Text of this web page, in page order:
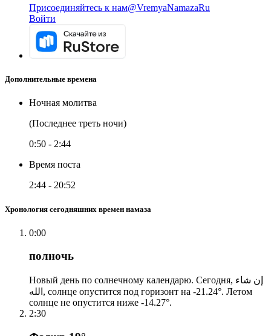
Присоединяйтесь к нам@VremyaNamazaRu
Войти
Дополнительные времена
Ночная молитва
(Последнее треть ночи)
0:50 - 2:44
Время поста
2:44 - 20:52
Хронология сегодняшних времен намаза
0:00
полночь
Новый день по солнечному календарю. Сегодня, إن شاء
الله, солнце опустится под горизонт на -21.24°. Летом
солнце не опустится ниже -14.27°.
2:30